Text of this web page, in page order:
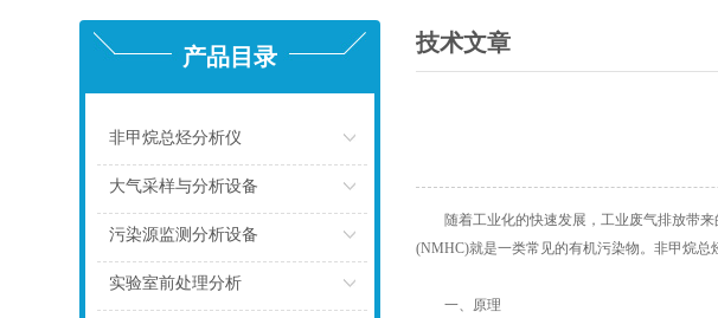
产品目录
非甲烷总烃分析仪
大气采样与分析设备
污染源监测分析设备
实验室前处理分析
技术文章
随着工业化的快速发展，工业废气排放带来
(NMHC)就是一类常见的有机污染物。非甲烷总
一、原理